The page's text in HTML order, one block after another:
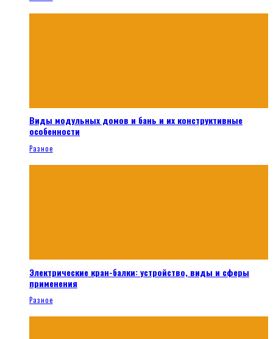
Виды модульных домов и бань и их конструктивные
особенности
Разное
Электрические кран-балки: устройство, виды и сферы
применения
Разное